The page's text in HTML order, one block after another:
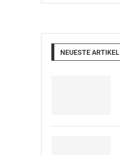
NEUESTE ARTIKEL